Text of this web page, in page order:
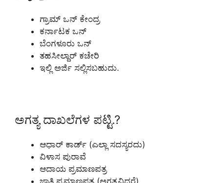
ಗ್ರಾಮ್ ಒನ್ ಕೇಂದ್ರ
ಕರ್ನಾಟಕ ಒನ್
ಬೆಂಗಳೂರು ಒನ್
ತಹಸೀಲ್ದಾರ್ ಕಚೇರಿ
ಇಲ್ಲಿ ಅರ್ಜಿ ಸಲ್ಲಿಸಬಹುದು.
ಅಗತ್ಯ ದಾಖಲೆಗಳ ಪಟ್ಟಿ.?
ಆಧಾರ್ ಕಾರ್ಡ್ (ಎಲ್ಲಾ ಸದಸ್ಯರದು)
ವಿಳಾಸ ಪುರಾವೆ
ಆದಾಯ ಪ್ರಮಾಣಪತ್ರ